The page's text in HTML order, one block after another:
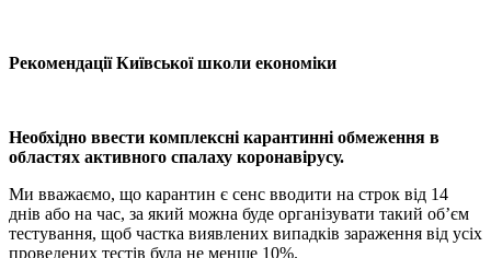
Рекомендації Київської школи економіки
Необхідно ввести комплексні карантинні обмеження в
областях активного спалаху коронавірусу.
Ми вважаємо, що карантин є сенс вводити на строк від 14
днів або на час, за який можна буде організувати такий об’єм
тестування, щоб частка виявлених випадків зараження від усіх
проведених тестів була не менше 10%.